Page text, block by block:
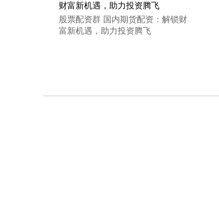
股票配资群 国内期货配资：解锁财
富新机遇，助力投资腾飞